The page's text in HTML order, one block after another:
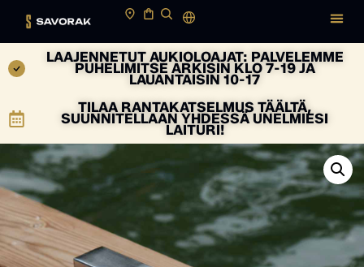
LAAJENNETUT AUKIOLOAJAT: PALVELEMME
PUHELIMITSE ARKISIN KLO 7-19 JA
LAUANTAISIN 10-17
TILAA RANTAKATSELMUS TÄÄLTÄ,
SUUNNITELLAAN YHDESSÄ UNELMIESI
LAITURI!